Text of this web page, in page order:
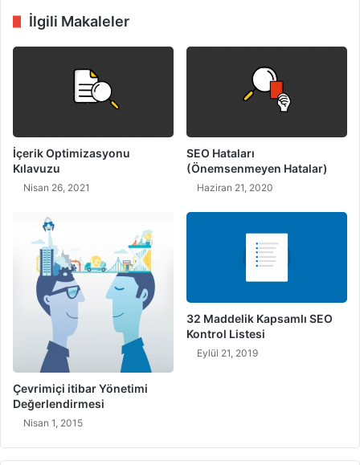
İlgili Makaleler
İçerik Optimizasyonu
Kılavuzu
Nisan 26, 2021
SEO Hataları
(Önemsenmeyen Hatalar)
Haziran 21, 2020
Çevrimiçi itibar Yönetimi
Değerlendirmesi
Nisan 1, 2015
32 Maddelik Kapsamlı SEO
Kontrol Listesi
Eylül 21, 2019